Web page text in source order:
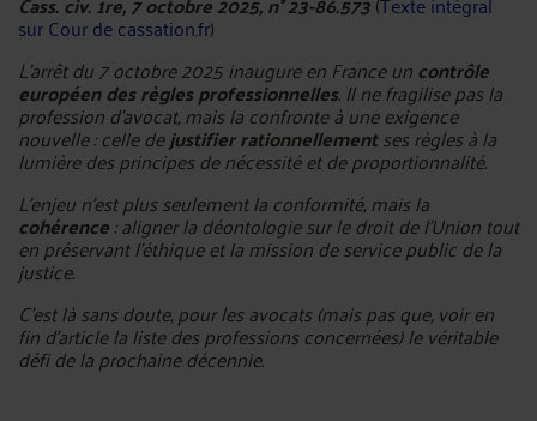
sur Cour de cassation.fr)
L’arrêt du 7 octobre 2025 inaugure en France uncontrôle
européen des règles professionnelles. Il ne fragilise pas la
profession d’avocat, mais la confronte à une exigence
nouvelle : celle dejustifier rationnellementses règles à la
lumière des principes de nécessité et de proportionnalité.
L’enjeu n’est plus seulement la conformité, mais la
cohérence: aligner la déontologie sur le droit de l’Union tout
en préservant l’éthique et la mission de service public de la
justice.
C’est là sans doute, pour les avocats (mais pas que, voir en
fin d'article la liste des professions concernées) le véritable
défi de la prochaine décennie.